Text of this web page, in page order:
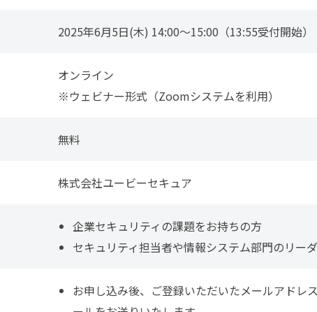
2025年6月5日(木) 14:00～15:00（13:55受付開始）
オンライン
※ウェビナー形式（Zoomシステムを利用）
無料
株式会社ユービーセキュア
企業セキュリティの課題をお持ちの方
セキュリティ担当者や情報システム部門のリー
お申し込み後、ご登録いただいたメールアドレ